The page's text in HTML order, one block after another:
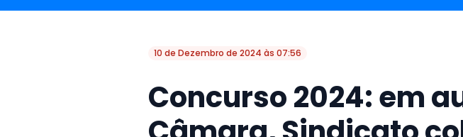
10 de Dezembro de 2024 às 07:56
Concurso 2024: em